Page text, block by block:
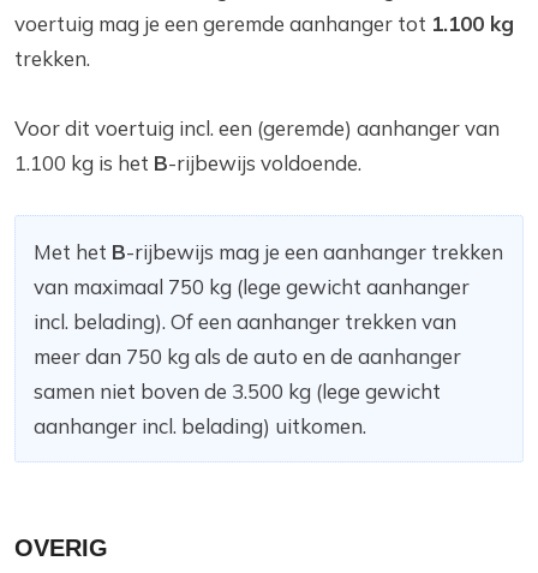
voertuig mag je een geremde aanhanger tot 1.100 kg
trekken.
Voor dit voertuig incl. een (geremde) aanhanger van
1.100 kg is het B-rijbewijs voldoende.
Met het B-rijbewijs mag je een aanhanger trekken
van maximaal 750 kg (lege gewicht aanhanger
incl. belading). Of een aanhanger trekken van
meer dan 750 kg als de auto en de aanhanger
samen niet boven de 3.500 kg (lege gewicht
aanhanger incl. belading) uitkomen.
OVERIG